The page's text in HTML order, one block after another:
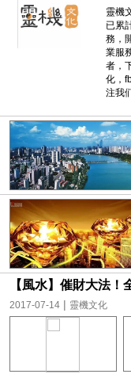
靈機
已累
務，
業服
者，
化，
注我
【風水】催財大法！
2017-07-14 | 靈機文化